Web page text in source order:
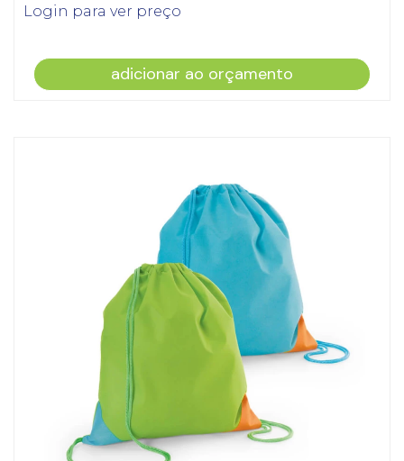
Login para ver preço
adicionar ao orçamento